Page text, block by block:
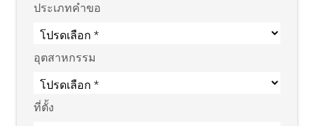
ประเภทคำขอ
อุตสาหกรรม
ที่ตั้ง